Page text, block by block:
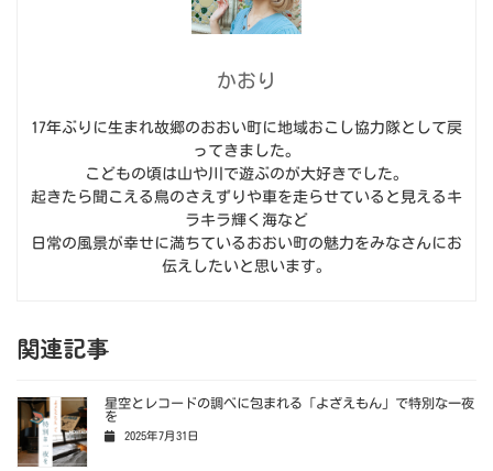
かおり
17年ぶりに生まれ故郷のおおい町に地域おこし協力隊として戻
ってきました。
こどもの頃は山や川で遊ぶのが大好きでした。
起きたら聞こえる鳥のさえずりや車を走らせていると見えるキ
ラキラ輝く海など
日常の風景が幸せに満ちているおおい町の魅力をみなさんにお
伝えしたいと思います。
関連記事
星空とレコードの調べに包まれる「よざえもん」で特別な一夜
を
2025年7月31日